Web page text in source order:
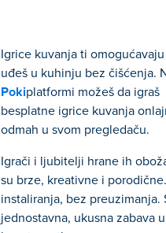
Igrice kuvanja ti
uđeš u kuhinju bez čišćenja.
Pokiplatformi možeš da igraš
besplatne igrice kuvanja
odmah u svom pregledaču.
Igrači i ljubitelji hrane ih
su brze, kreativne i
instaliranja, bez preuzimanja.
jednostavna, ukusna zabava